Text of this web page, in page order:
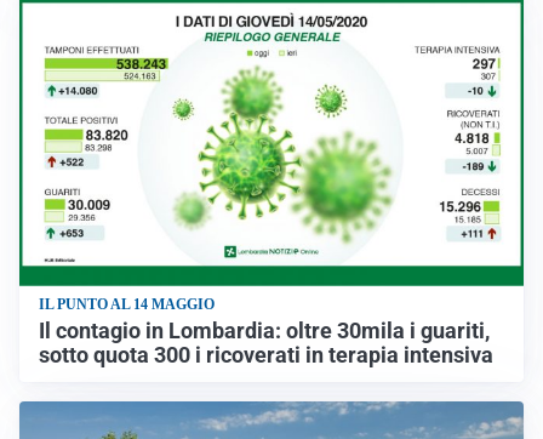
IL PUNTO AL 14 MAGGIO
Il contagio in Lombardia: oltre 30mila i guariti,
sotto quota 300 i ricoverati in terapia intensiva